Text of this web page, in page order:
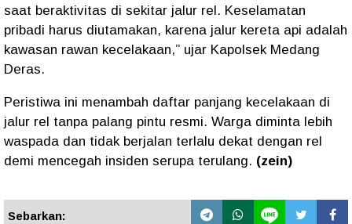
saat beraktivitas di sekitar jalur rel. Keselamatan
pribadi harus diutamakan, karena jalur kereta api adalah
kawasan rawan kecelakaan,” ujar Kapolsek Medang
Deras.
Peristiwa ini menambah daftar panjang kecelakaan di
jalur rel tanpa palang pintu resmi. Warga diminta lebih
waspada dan tidak berjalan terlalu dekat dengan rel
demi mencegah insiden serupa terulang. (zein)
Sebarkan: